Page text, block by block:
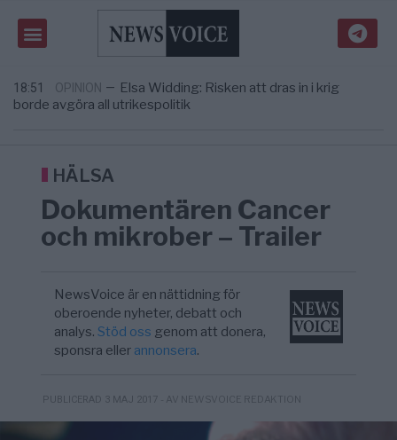
MIDDLE EAST
Pentagon: US Capacity to Fight Iran is
18:51 OPINION — Elsa Widding: Risken att dras in i krig
borde avgöra all utrikespolitik
geografiskt apartheidsystem
om amerikansk påverkan
MIDDLE EAST — Pentagon: US Capacity to Fight Iran is
Wearing Down
HÄLSA
Dokumentären Cancer
och mikrober – Trailer
NewsVoice är en nättidning för
oberoende nyheter, debatt och
analys.Stöd oss genom att donera,
sponsra eller annonsera.
PUBLICERAD 3 MAJ 2017 - AV NEWSVOICE REDAKTION